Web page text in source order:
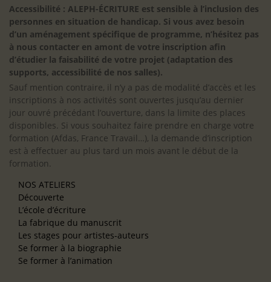
Accessibilité : ALEPH-ÉCRITURE est sensible à l’inclusion des
personnes en situation de handicap. Si vous avez besoin
d’un aménagement spécifique de programme, n’hésitez pas
à nous contacter en amont de votre inscription afin
d’étudier la faisabilité de votre projet (adaptation des
supports, accessibilité de nos salles).
Sauf mention contraire, il n’y a pas de modalité d’accès et les
inscriptions à nos activités sont ouvertes jusqu’au dernier
jour ouvré précédant l’ouverture, dans la limite des places
disponibles. Si vous souhaitez faire prendre en charge votre
formation (Afdas, France Travail…), la demande d’inscription
est à effectuer au plus tard un mois avant le début de la
formation.
NOS ATELIERS
Découverte
L’école d’écriture
La fabrique du manuscrit
Les stages pour artistes-auteurs
Se former à la biographie
Se former à l’animation